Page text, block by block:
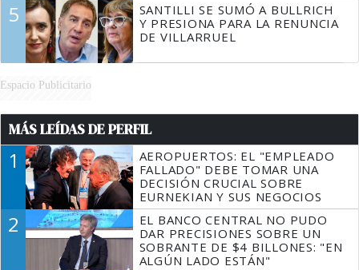
5
SANTILLI SE SUMÓ A BULLRICH
Y PRESIONA PARA LA RENUNCIA
DE VILLARRUEL
Espacio Publicitario
MÁS LEÍDAS DE PERFIL
1
AEROPUERTOS: EL "EMPLEADO
FALLADO" DEBE TOMAR UNA
DECISIÓN CRUCIAL SOBRE
EURNEKIAN Y SUS NEGOCIOS
2
EL BANCO CENTRAL NO PUDO
DAR PRECISIONES SOBRE UN
SOBRANTE DE $4 BILLONES: "EN
ALGÚN LADO ESTÁN"